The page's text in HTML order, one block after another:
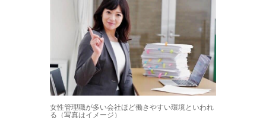
女性管理職が多い会社ほど働きやすい環境といわれ
る（写真はイメージ）